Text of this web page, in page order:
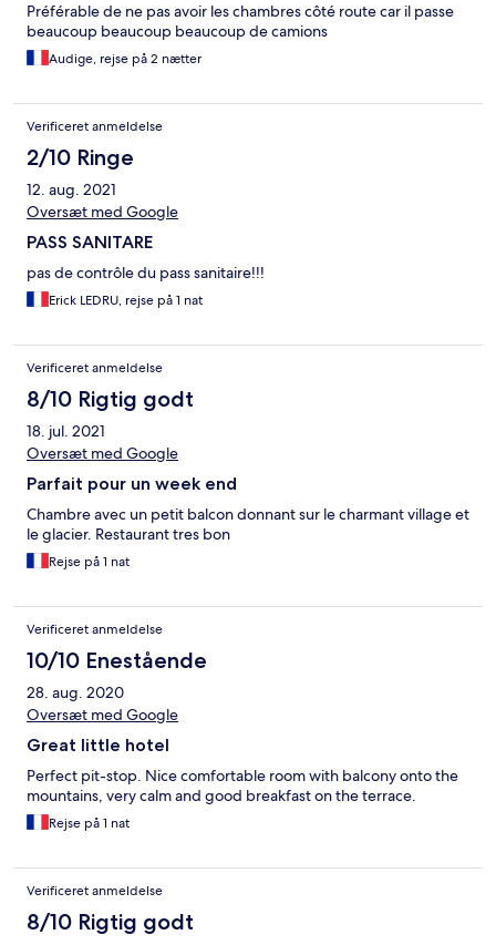
Préférable de ne pas avoir les chambres côté route car il passe
beaucoup beaucoup beaucoup de camions
Audige, rejse på 2 nætter
Verificeret anmeldelse
2/10 Ringe
12. aug. 2021
Oversæt med Google
PASS SANITARE
pas de contrôle du pass sanitaire!!!
Erick LEDRU, rejse på 1 nat
Verificeret anmeldelse
8/10 Rigtig godt
18. jul. 2021
Oversæt med Google
Parfait pour un week end
Chambre avec un petit balcon donnant sur le charmant village et
le glacier. Restaurant tres bon
Rejse på 1 nat
Verificeret anmeldelse
10/10 Enestående
28. aug. 2020
Oversæt med Google
Great little hotel
Perfect pit-stop. Nice comfortable room with balcony onto the
mountains, very calm and good breakfast on the terrace.
Rejse på 1 nat
Verificeret anmeldelse
8/10 Rigtig godt